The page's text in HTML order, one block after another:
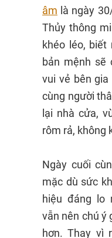
âm là ngày
Thủy thông
khéo léo, biết
bản mệnh sẽ
vui vẻ bên
cùng người
lại nhà cửa,
rôm rả, không
Ngày cuối
mặc dù sức
hiệu đáng lo
vẫn nên chú ý
hơn. Thay vì